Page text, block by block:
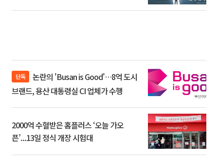
단독
브랜드, 용산 대통령실 CI 업체가 수행
2000억 수혈받은 홈플러스 ‘오늘 가오
픈’...13일 정식 개장 시험대